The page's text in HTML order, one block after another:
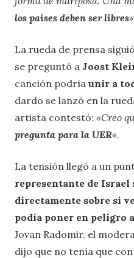
los países deben ser libres«
La rueda de prensa
se preguntó a Joost
canción podría unir a
dardo se lanzó en la
artista contestó: «Creo
pregunta para la UER«.
La tensión llegó a un
representante de Israel
directamente sobre si
podía poner en peligro
Jovan Radomir, el
dijo que no tenía que